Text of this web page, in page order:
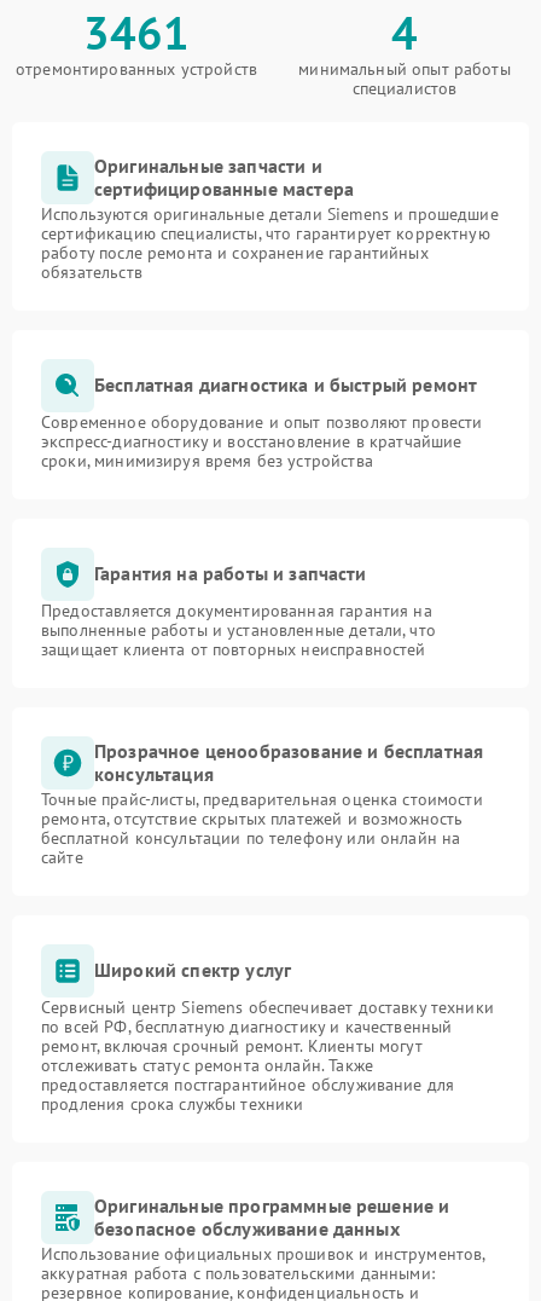
3461
отремонтированных устройств
4
минимальный опыт работы
специалистов
Оригинальные запчасти и
сертифицированные мастера
Используются оригинальные детали Siemens и прошедшие
сертификацию специалисты, что гарантирует корректную
работу после ремонта и сохранение гарантийных
обязательств
Бесплатная диагностика и быстрый ремонт
Современное оборудование и опыт позволяют провести
экспресс-диагностику и восстановление в кратчайшие
сроки, минимизируя время без устройства
Гарантия на работы и запчасти
Предоставляется документированная гарантия на
выполненные работы и установленные детали, что
защищает клиента от повторных неисправностей
Прозрачное ценообразование и бесплатная
консультация
Точные прайс-листы, предварительная оценка стоимости
ремонта, отсутствие скрытых платежей и возможность
бесплатной консультации по телефону или онлайн на
сайте
Широкий спектр услуг
Сервисный центр Siemens обеспечивает доставку техники
по всей РФ, бесплатную диагностику и качественный
ремонт, включая срочный ремонт. Клиенты могут
отслеживать статус ремонта онлайн. Также
предоставляется постгарантийное обслуживание для
продления срока службы техники
Оригинальные программные решение и
безопасное обслуживание данных
Использование официальных прошивок и инструментов,
аккуратная работа с пользовательскими данными:
резервное копирование, конфиденциальность и